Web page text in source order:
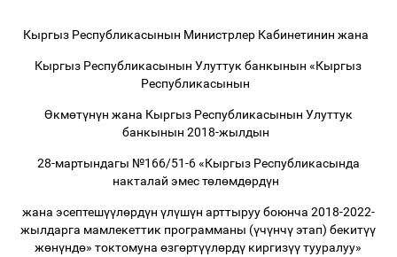
Кыргыз Республикасынын Министрлер Кабинетинин жана
Кыргыз Республикасынын Улуттук банкынын «Кыргыз
Республикасынын
Өкмөтүнүн жана Кыргыз Республикасынын Улуттук
банкынын 2018-жылдын
28-мартындагы №166/51-6 «Кыргыз Республикасында
накталай эмес төлөмдөрдүн
жана эсептешүүлөрдүн үлүшүн арттыруу боюнча 2018-2022-
жылдарга мамлекеттик программаны (үчүнчүэтап) бекитүү
жөнүндө» токтомунаөзгөртүүлөрдү киргизүүтууралуу»